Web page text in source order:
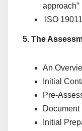
approach”
ISO
5. The
An
Initial
Pre-
Initial